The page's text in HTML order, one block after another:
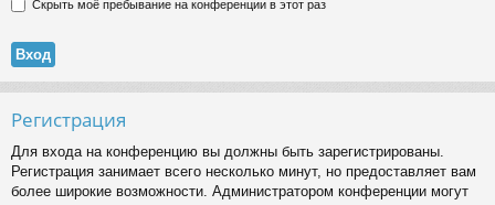
Скрыть моё пребывание на конференции в этот раз
Регистрация
Для входа на конференцию вы должны быть зарегистрированы.
Регистрация занимает всего несколько минут, но предоставляет вам
более широкие возможности. Администратором конференции могут